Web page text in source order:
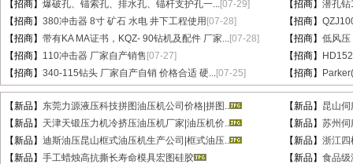
【招商】 爆破孔、锚索孔、排水孔、锚杆支护孔一...[07-29] 【招商】 潜孔钻
【招商】 380冲击器 8寸 矿石 水电 井下工程使用 [07-28] 【招商】
【招商】 带有KA MA证书，KQZ- 90钻机及配件 厂家...[07-28] 【招商】 低风压
【招商】 110冲击器 厂家自产销售 [07-27] 【招商】
【招商】 340-115钻头 厂家自产自销 价格合适 硬...[07-25] 【招商】
【新品】 东莞力源液压科技拼图油压机公司价格|拼图.. 【新品】 昆山
【新品】 天津天锻压力机冷挤压油压机厂家|油压机价.. 【新品】 苏州伺
【新品】 迪斯油压昆山框式油压机生产公司|框式油压.. 【新品】 浙江四
【新品】 手工蜡烛高抗撕长寿命模具宏图硅胶 【新品】 食品级